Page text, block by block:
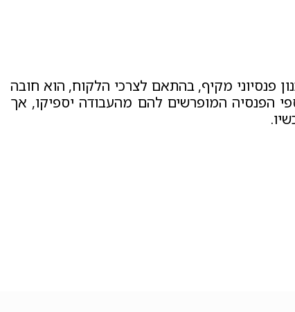
פנסיוני מקיף, בהתאם לצרכי הלקוח, הוא חובה
הפנסיה המופרשים להם מהעבודה יספיקו, אך